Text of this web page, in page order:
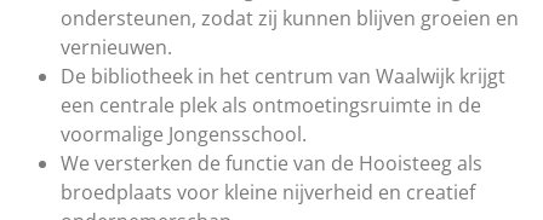
ondersteunen, zodat zij kunnen blijven groeien en
vernieuwen.
De bibliotheek in het centrum van Waalwijk krijgt
een centrale plek als ontmoetingsruimte in de
voormalige Jongensschool.
We versterken de functie van de Hooisteeg als
broedplaats voor kleine nijverheid en creatief